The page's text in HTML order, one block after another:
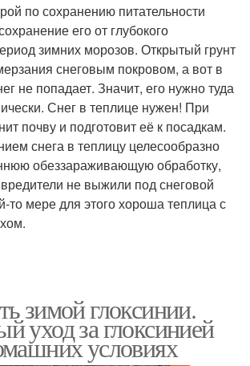
по сохранению питательности
его от глубокого
зимних морозов. Открытый грунт
снеговым покровом, а вот в
не попадает. Значит, его нужно туда
Снег в теплице нужен! При
почву и подготовит её к посадкам.
снега в теплицу целесообразно
обеззараживающую обработку,
не выжили под снеговой
то мере для этого хороша теплица с
зимой глоксинии.
уход за глоксинией
условиях